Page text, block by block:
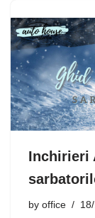
Inchirieri
by office